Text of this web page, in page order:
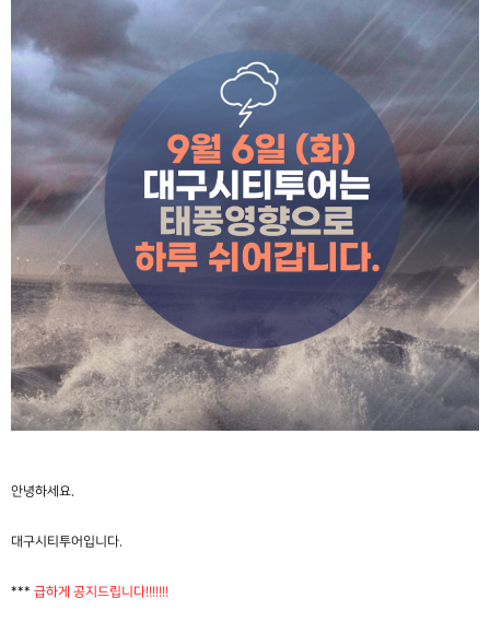
안녕하세요.
대구시티투어입니다.
*** 급하게 공지드립니다!!!!!!!